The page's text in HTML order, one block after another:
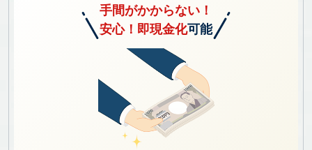
手間がかからない！
安心！即現金化可能